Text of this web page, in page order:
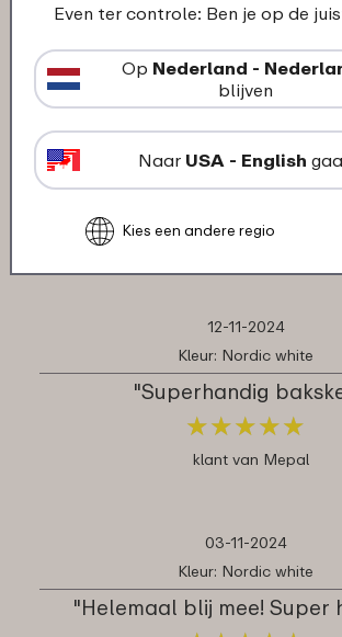
klant van Mepal
18-11-2024
Kleur: Nordic blue
"perfect materiaal."
klant van Mepal
12-11-2024
Kleur: Nordic white
"Superhandig
★★★★★
★★★★★
klant van Mepal
03-11-2024
Kleur: Nordic white
"Helemaal blij mee! Super
Even ter controle: Ben je op de
Op Nederland -
blijven
Naar USA - English